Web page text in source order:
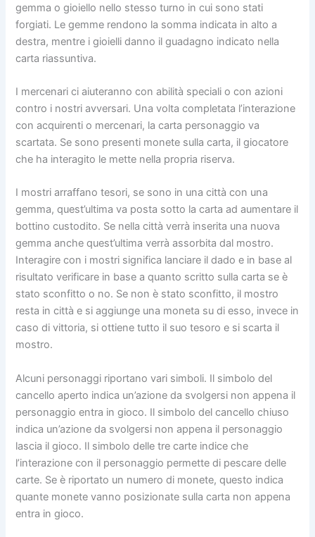
gemma o gioiello nello stesso turno in cui sono stati
forgiati. Le gemme rendono la somma indicata in alto a
destra, mentre i gioielli danno il guadagno indicato nella
carta riassuntiva.
I mercenari ci aiuteranno con abilità speciali o con azioni
contro i nostri avversari. Una volta completata l’interazione
con acquirenti o mercenari, la carta personaggio va
scartata. Se sono presenti monete sulla carta, il giocatore
che ha interagito le mette nella propria riserva.
I mostri arraffano tesori, se sono in una città con una
gemma, quest’ultima va posta sotto la carta ad aumentare il
bottino custodito. Se nella città verrà inserita una nuova
gemma anche quest’ultima verrà assorbita dal mostro.
Interagire con i mostri significa lanciare il dado e in base al
risultato verificare in base a quanto scritto sulla carta se è
stato sconfitto o no. Se non è stato sconfitto, il mostro
resta in città e si aggiunge una moneta su di esso, invece in
caso di vittoria, si ottiene tutto il suo tesoro e si scarta il
mostro.
Alcuni personaggi riportano vari simboli. Il simbolo del
cancello aperto indica un’azione da svolgersi non appena il
personaggio entra in gioco. Il simbolo del cancello chiuso
indica un’azione da svolgersi non appena il personaggio
lascia il gioco. Il simbolo delle tre carte indice che
l’interazione con il personaggio permette di pescare delle
carte. Se è riportato un numero di monete, questo indica
quante monete vanno posizionate sulla carta non appena
entra in gioco.